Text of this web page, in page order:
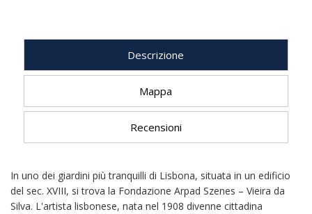
Descrizione
Mappa
Recensioni
In uno dei giardini più tranquilli di Lisbona, situata in un edificio
del sec. XVIII, si trova la Fondazione Arpad Szenes – Vieira da
Silva. L'artista lisbonese, nata nel 1908 divenne cittadina